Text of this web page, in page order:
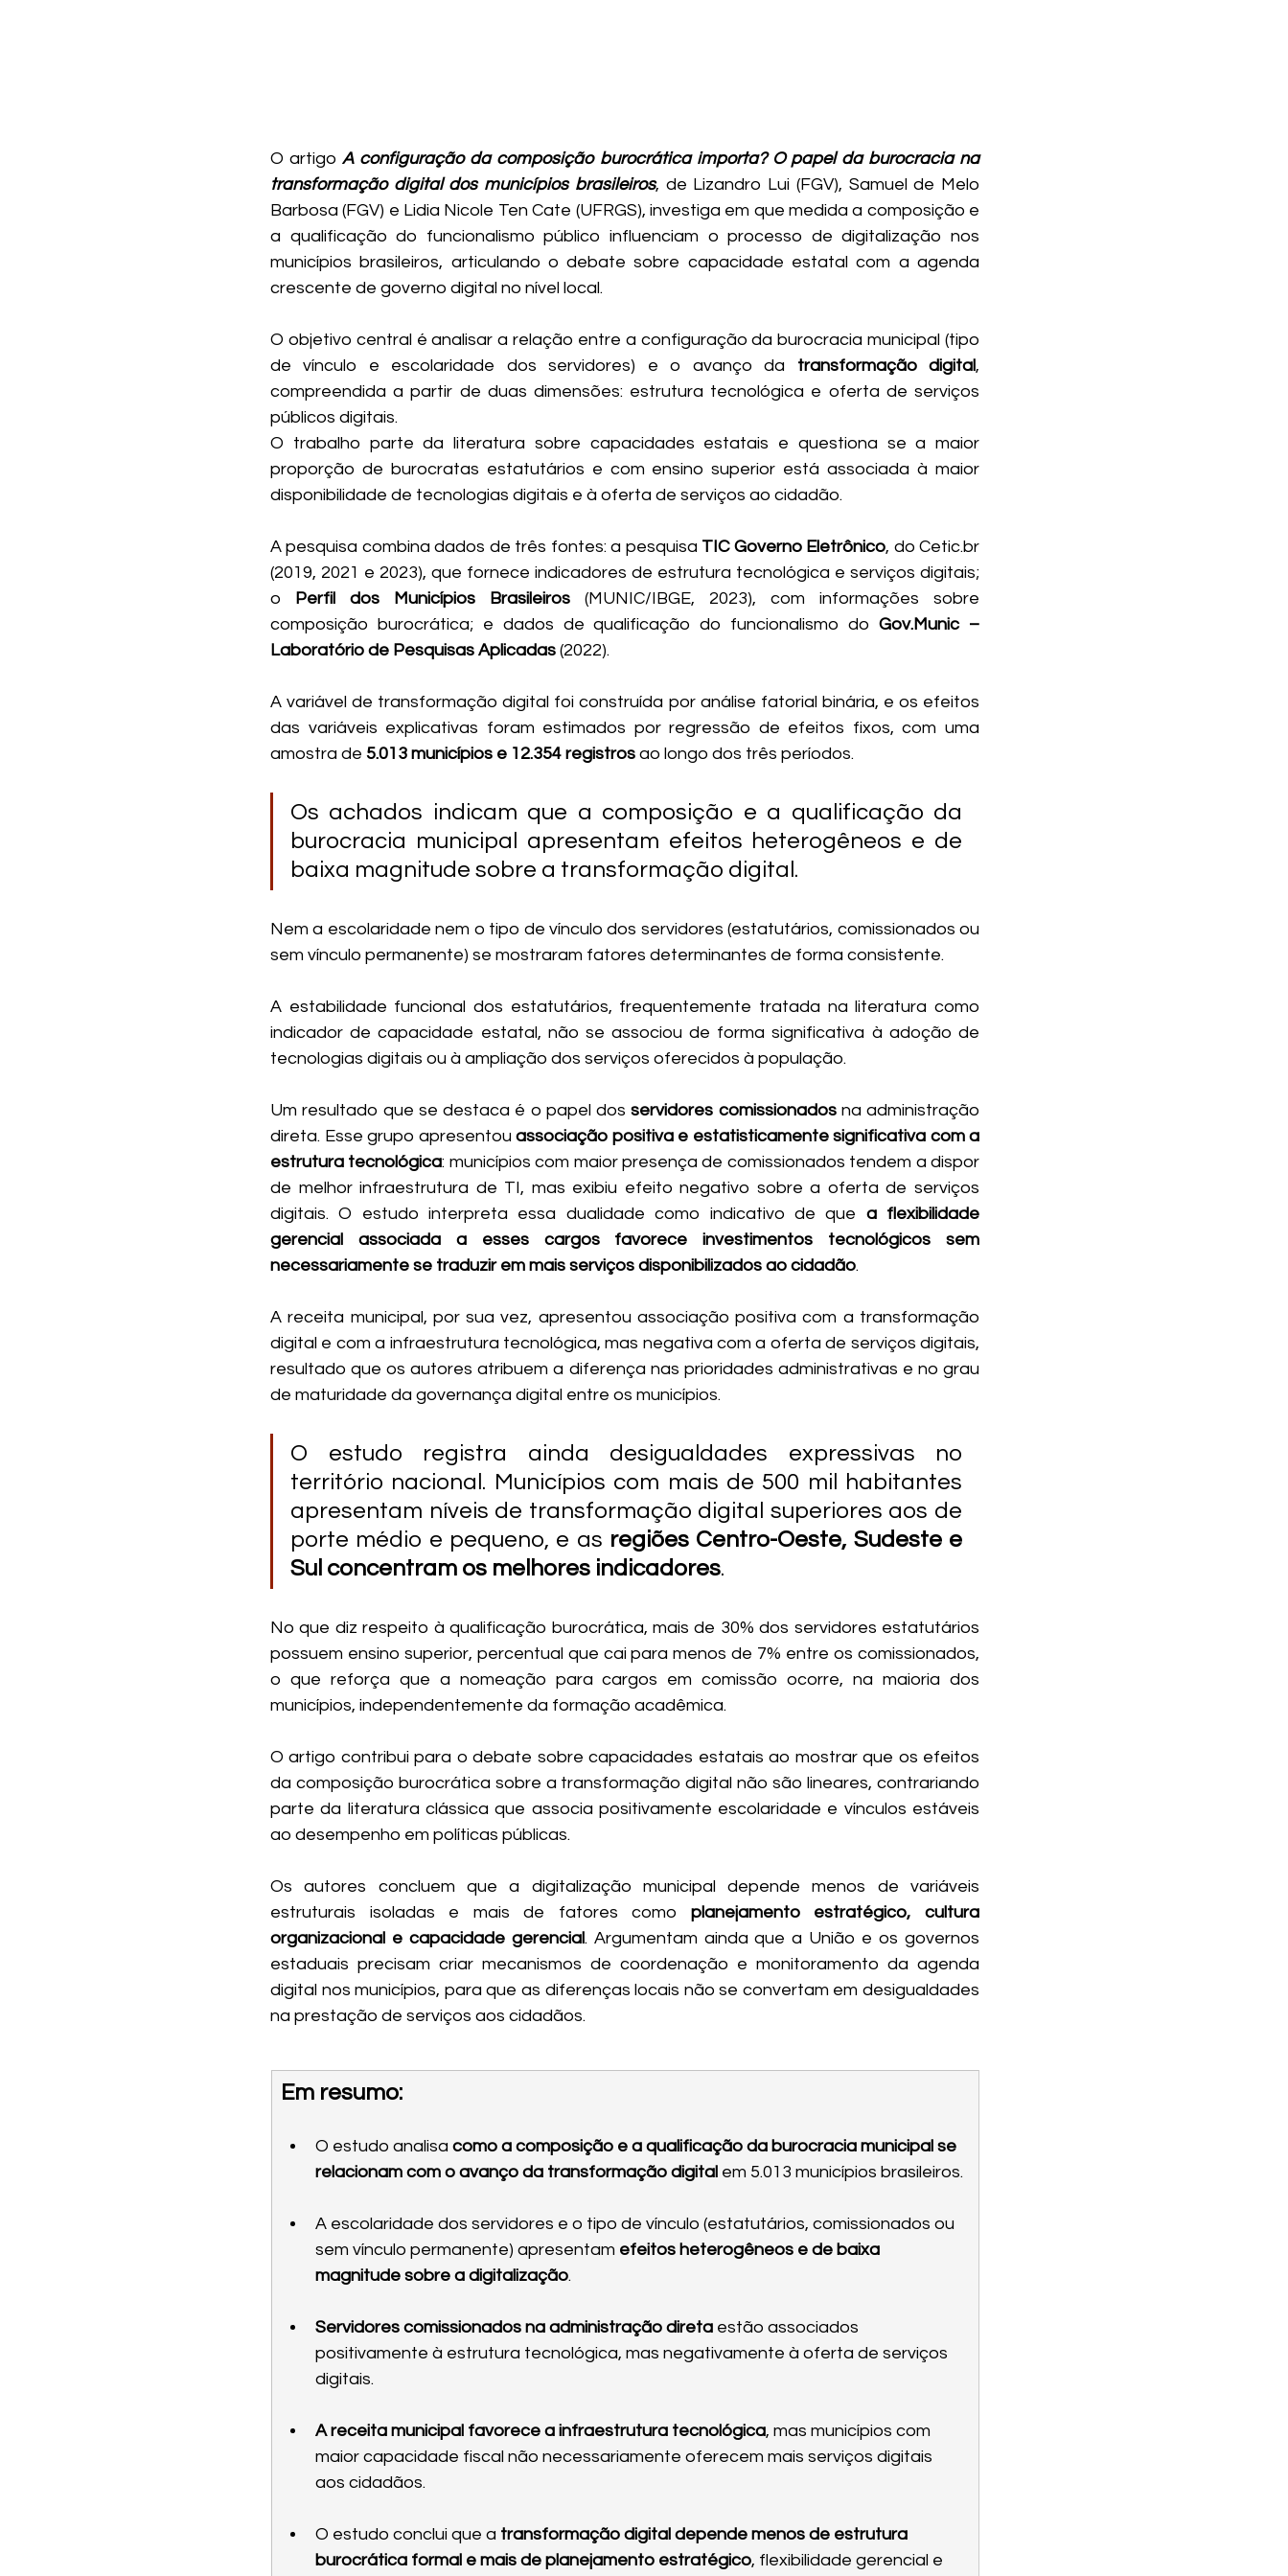
O artigo A configuração da composição burocrática importa? O papel da burocracia na
transformação digital dos municípios brasileiros, de Lizandro Lui (FGV), Samuel de Melo
Barbosa (FGV) e Lidia Nicole Ten Cate (UFRGS), investiga em que medida a composição e
a qualificação do funcionalismo público influenciam o processo de digitalização nos
municípios brasileiros, articulando o debate sobre capacidade estatal com a agenda
crescente de governo digital no nível local.
O objetivo central é analisar a relação entre a configuração da burocracia municipal (tipo
de vínculo e escolaridade dos servidores) e o avanço da transformação digital,
compreendida a partir de duas dimensões: estrutura tecnológica e oferta de serviços
públicos digitais.
O trabalho parte da literatura sobre capacidades estatais e questiona se a maior
proporção de burocratas estatutários e com ensino superior está associada à maior
disponibilidade de tecnologias digitais e à oferta de serviços ao cidadão.
A pesquisa combina dados de três fontes: a pesquisa TIC Governo Eletrônico, do Cetic.br
(2019, 2021 e 2023), que fornece indicadores de estrutura tecnológica e serviços digitais;
o
Perfil dos Municípios Brasileiros (MUNIC/IBGE, 2023), com informações sobre
composição burocrática; e dados de qualificação do funcionalismo do Gov.Munic –
Laboratório de Pesquisas Aplicadas (2022).
A variável de transformação digital foi construída por análise fatorial binária, e os efeitos
das variáveis explicativas foram estimados por regressão de efeitos fixos, com uma
amostra de 5.013 municípios e 12.354 registros ao longo dos três períodos.
Os achados indicam que a composição e a qualificação da
burocracia municipal apresentam efeitos heterogêneos e de
baixa magnitude sobre a transformação digital.
Nem a escolaridade nem o tipo de vínculo dos servidores (estatutários, comissionados ou
sem vínculo permanente) se mostraram fatores determinantes de forma consistente.
A estabilidade funcional dos estatutários, frequentemente tratada na literatura como
indicador de capacidade estatal, não se associou de forma significativa à adoção de
tecnologias digitais ou à ampliação dos serviços oferecidos à população.
Um resultado que se destaca é o papel dos servidores comissionados na administração
direta. Esse grupo apresentou associação positiva e estatisticamente significativa com a
estrutura tecnológica: municípios com maior presença de comissionados tendem a dispor
de melhor infraestrutura de TI, mas exibiu efeito negativo sobre a oferta de serviços
digitais. O estudo interpreta essa dualidade como indicativo de que a flexibilidade
gerencial associada a esses cargos favorece investimentos tecnológicos sem
necessariamente se traduzir em mais serviços disponibilizados ao cidadão.
A receita municipal, por sua vez, apresentou associação positiva com a transformação
digital e com a infraestrutura tecnológica, mas negativa com a oferta de serviços digitais,
resultado que os autores atribuem a diferença nas prioridades administrativas e no grau
de maturidade da governança digital entre os municípios.
O estudo registra ainda desigualdades expressivas no
território nacional. Municípios com mais de 500 mil habitantes
apresentam níveis de transformação digital superiores aos de
porte médio e pequeno, e as regiões Centro-Oeste, Sudeste e
Sul concentram os melhores indicadores.
No que diz respeito à qualificação burocrática, mais de 30% dos servidores estatutários
possuem ensino superior, percentual que cai para menos de 7% entre os comissionados,
o que reforça que a nomeação para cargos em comissão ocorre, na maioria dos
municípios, independentemente da formação acadêmica.
O artigo contribui para o debate sobre capacidades estatais ao mostrar que os efeitos
da composição burocrática sobre a transformação digital não são lineares, contrariando
parte da literatura clássica que associa positivamente escolaridade e vínculos estáveis
ao desempenho em políticas públicas.
Os autores concluem que a digitalização municipal depende menos de variáveis
estruturais isoladas e mais de fatores como planejamento estratégico, cultura
organizacional e capacidade gerencial. Argumentam ainda que a União e os governos
estaduais precisam criar mecanismos de coordenação e monitoramento da agenda
digital nos municípios, para que as diferenças locais não se convertam em desigualdades
na prestação de serviços aos cidadãos.
Em resumo:
O estudo analisa como a composição e a qualificação da burocracia municipal se
relacionam com o avanço da transformação digital em 5.013 municípios brasileiros.
A escolaridade dos servidores e o tipo de vínculo (estatutários, comissionados ou
sem vínculo permanente) apresentam efeitos heterogêneos e de baixa
magnitude sobre a digitalização.
Servidores comissionados na administração direta estão associados
positivamente à estrutura tecnológica, mas negativamente à oferta de serviços
digitais.
A receita municipal favorece a infraestrutura tecnológica, mas municípios com
maior capacidade fiscal não necessariamente oferecem mais serviços digitais
aos cidadãos.
O estudo conclui que a transformação digital depende menos de estrutura
burocrática formal e mais de planejamento estratégico, flexibilidade gerencial e